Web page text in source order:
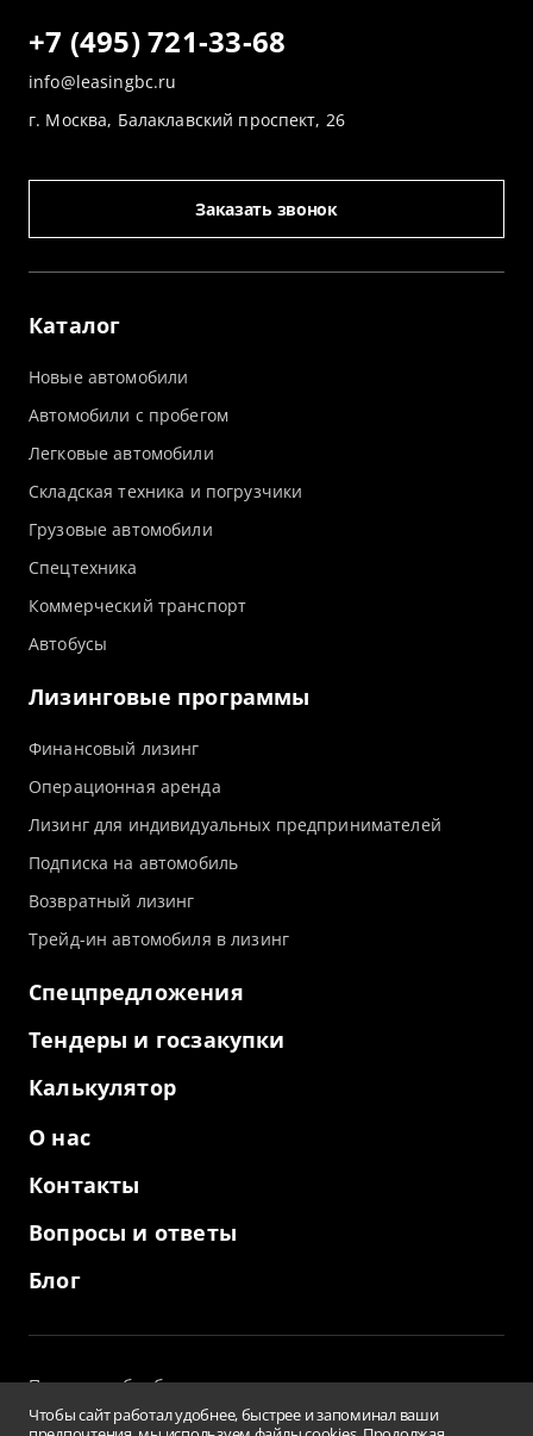
Каталог
Новые автомобили
Автомобили с пробегом
Легковые автомобили
Складская техника и погрузчики
Грузовые автомобили
Спецтехника
Коммерческий транспорт
Автобусы
Лизинговые программы
Финансовый лизинг
Операционная аренда
Лизинг для индивидуальных предпринимателей
Подписка на автомобиль
Возвратный лизинг
Трейд-ин автомобиля в лизинг
Спецпредложения
Тендеры и госзакупки
Калькулятор
О нас
Контакты
Вопросы и ответы
Блог
+7 (495) 721-33-68
info@leasingbc.ru
г. Москва, Балаклавский проспект, 26
Заказать звонок
Политика обработки персональных данных
и использование файлов cookies
Чтобы сайт работал удобнее, быстрее и запоминал ваши